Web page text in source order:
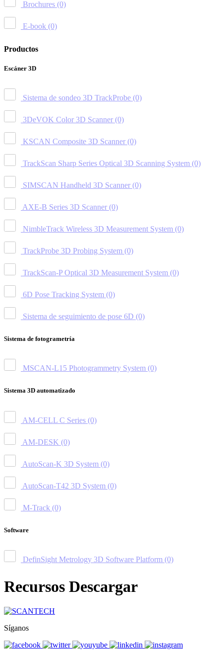
Brochures (0)
E-book (0)
Productos
Escáner 3D
Sistema de sondeo 3D TrackProbe (0)
3DeVOK Color 3D Scanner (0)
KSCAN Composite 3D Scanner (0)
TrackScan Sharp Series Optical 3D Scanning System (0)
SIMSCAN Handheld 3D Scanner (0)
AXE-B Series 3D Scanner (0)
NimbleTrack Wireless 3D Measurement System (0)
TrackProbe 3D Probing System (0)
TrackScan-P Optical 3D Measurement System (0)
6D Pose Tracking System (0)
Sistema de seguimiento de pose 6D (0)
Sistema de fotogrametría
MSCAN-L15 Photogrammetry System (0)
Sistema 3D automatizado
AM-CELL C Series (0)
AM-DESK (0)
AutoScan-K 3D System (0)
AutoScan-T42 3D System (0)
M-Track (0)
Software
DefinSight Metrology 3D Software Platform (0)
Recursos Descargar
Síganos